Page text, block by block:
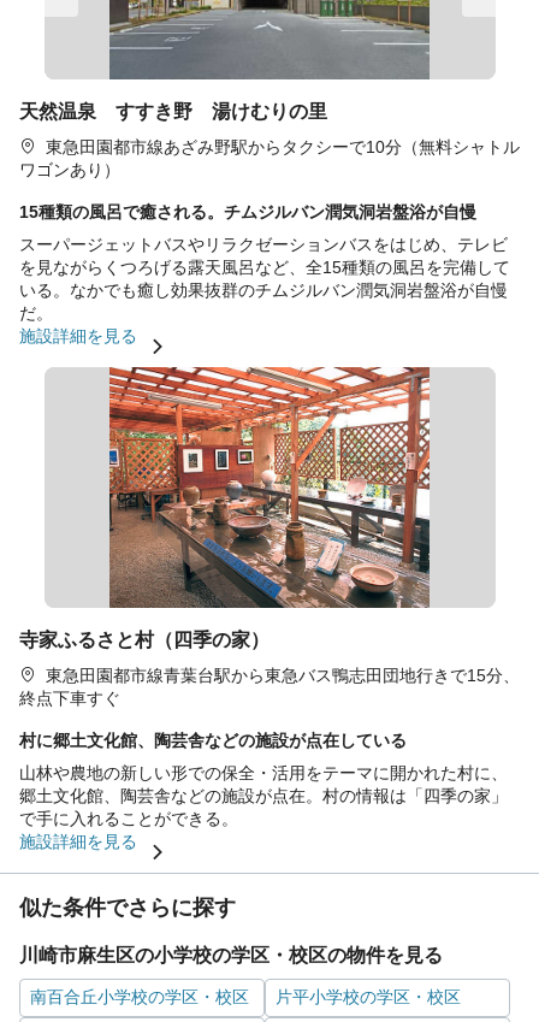
天然温泉 すすき野 湯けむりの里
東急田園都市線あざみ野駅からタクシーで10分（無料シャトル
ワゴンあり）
15種類の風呂で癒される。チムジルバン潤気洞岩盤浴が自慢
スーパージェットバスやリラクゼーションバスをはじめ、テレビ
を見ながらくつろげる露天風呂など、全15種類の風呂を完備して
いる。なかでも癒し効果抜群のチムジルバン潤気洞岩盤浴が自慢
だ。
施設詳細を見る
寺家ふるさと村（四季の家）
東急田園都市線青葉台駅から東急バス鴨志田団地行きで15分、
終点下車すぐ
村に郷土文化館、陶芸舎などの施設が点在している
山林や農地の新しい形での保全・活用をテーマに開かれた村に、
郷土文化館、陶芸舎などの施設が点在。村の情報は「四季の家」
で手に入れることができる。
施設詳細を見る
似た条件でさらに探す
川崎市麻生区の小学校の学区・校区の物件を見る
南百合丘小学校の学区・校区
片平小学校の学区・校区